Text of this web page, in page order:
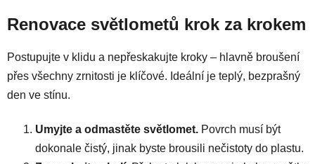
Renovace světlometů krok za krokem
Postupujte v klidu a nepřeskakujte kroky – hlavně broušení
přes všechny zrnitosti je klíčové. Ideální je teplý, bezprašný
den ve stínu.
Umyjte a odmastěte světlomet. Povrch musí být
dokonale čistý, jinak byste brousili nečistoty do plastu.